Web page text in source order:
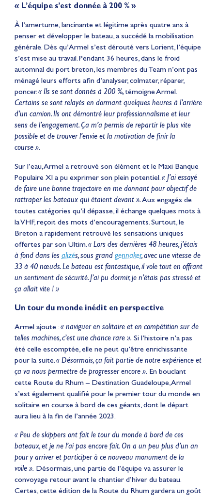
« L’équipe s’est donnée à 200 % »
À l’amertume, lancinante et légitime après quatre ans à
penser et développer le bateau, a succédé la mobilisation
générale. Dès qu’Armel s’est dérouté vers Lorient, l’équipe
s’est mise au travail. Pendant 36 heures, dans le froid
automnal du port breton, les membres du Team n’ont pas
ménagé leurs efforts afin d’analyser, colmater, réparer,
poncer.« Ils se sont donnés à 200 %,témoigne Armel.
Certains se sont relayés en dormant quelques heures à l’arrière
d’un camion. Ils ont démontré leur professionnalisme et leur
sens de l’engagement. Ça m’a permis de repartir le plus vite
possible et de trouver l’envie et la motivation de finir la
course ».
Sur l’eau, Armel a retrouvé son élément et le Maxi Banque
Populaire XI a pu exprimer son plein potentiel.« J’ai essayé
de faire une bonne trajectoire en me donnant pour objectif de
rattraper les bateaux qui étaient devant ».Aux engagés de
toutes catégories qu’il dépasse, il échange quelques mots à
la VHF, reçoit des mots d’encouragements. Surtout, le
Breton a rapidement retrouvé les sensations uniques
offertes par son Ultim.« Lors des dernières 48 heures, j’étais
à fond dans les alizés, sous grand gennaker, avec une vitesse de
33 à 40 nœuds. Le bateau est fantastique, il vole tout en offrant
un sentiment de sécurité. J’ai pu dormir, je n’étais pas stressé et
ça allait vite ! »
Un tour du monde inédit en perspective
Armel ajoute :« naviguer en solitaire et en compétition sur de
telles machines, c’est une chance rare ». Si l’histoire n’a pas
été celle escomptée, elle ne peut qu’être enrichissante
pour la suite.« Désormais, ça fait partie de notre expérience et
ça va nous permettre de progresser encore ». En bouclant
cette Route du Rhum – Destination Guadeloupe, Armel
s’est également qualifié pour le premier tour du monde en
solitaire en course à bord de ces géants, dont le départ
aura lieu à la fin de l’année 2023.
« Peu de skippers ont fait le tour du monde à bord de ces
bateaux, et je ne l’ai pas encore fait. On a un peu plus d’un an
pour y arriver et participer à ce nouveau monument de la
voile ». Désormais, une partie de l’équipe va assurer le
convoyage retour avant le chantier d’hiver du bateau.
Certes, cette édition de la Route du Rhum gardera un goût